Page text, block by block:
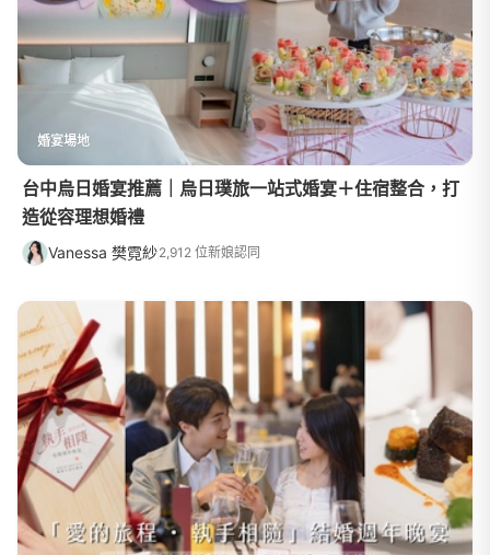
婚宴場地
台中烏日婚宴推薦｜烏日璞旅一站式婚宴＋住宿整合，打
造從容理想婚禮
Vanessa 樊霓紗2,912 位新娘認同